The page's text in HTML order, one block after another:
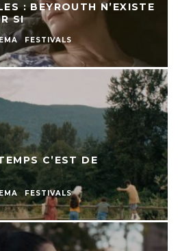
: BEYROUTH N’EXISTE
SI
FESTIVALS
C’EST DE
FESTIVALS